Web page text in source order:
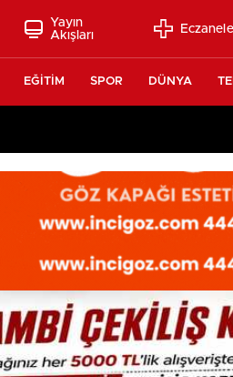
Yayın
Akışları
EĞİTİM SPOR DÜNYA